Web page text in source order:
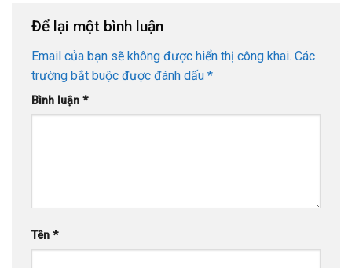
Để lại một bình luận
Email của bạn sẽ không được hiển thị công khai. Các
trường bắt buộc được đánh dấu *
Bình luận *
Tên *